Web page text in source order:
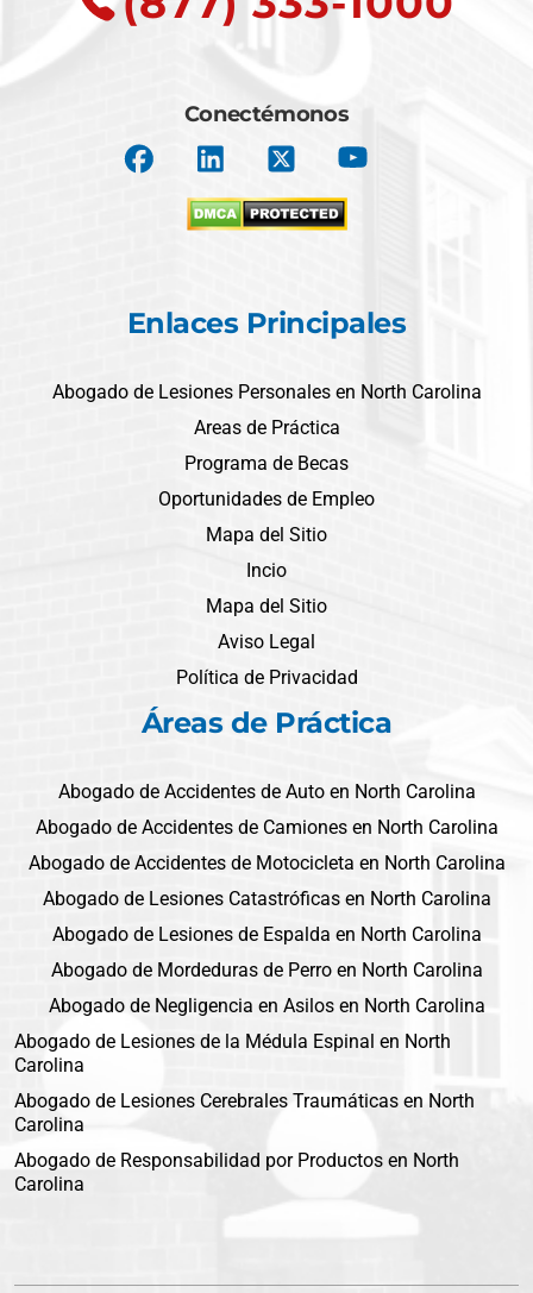
Conectémonos
Enlaces Principales
Abogado de Lesiones Personales en North Carolina
Areas de Práctica
Programa de Becas
Oportunidades de Empleo
Mapa del Sitio
Incio
Mapa del Sitio
Aviso Legal
Política de Privacidad
Áreas de Práctica
Abogado de Accidentes de Auto en North Carolina
Abogado de Accidentes de Camiones en North Carolina
Abogado de Accidentes de Motocicleta en North Carolina
Abogado de Lesiones Catastróficas en North Carolina
Abogado de Lesiones de Espalda en North Carolina
Abogado de Mordeduras de Perro en North Carolina
Abogado de Negligencia en Asilos en North Carolina
Abogado de Lesiones de la Médula Espinal en North
Carolina
Abogado de Lesiones Cerebrales Traumáticas en North
Carolina
Abogado de Responsabilidad por Productos en North
Carolina